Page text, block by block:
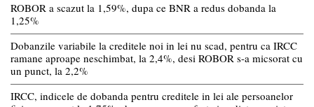
ROBOR a scazut la 1,59%, dupa ce BNR a redus dobanda la
1,25%
Dobanzile variabile la creditele noi in lei nu scad, pentru ca IRCC
ramane aproape neschimbat, la 2,4%, desi ROBOR s-a micsorat cu
un punct, la 2,2%
IRCC, indicele de dobanda pentru creditele in lei ale persoanelor